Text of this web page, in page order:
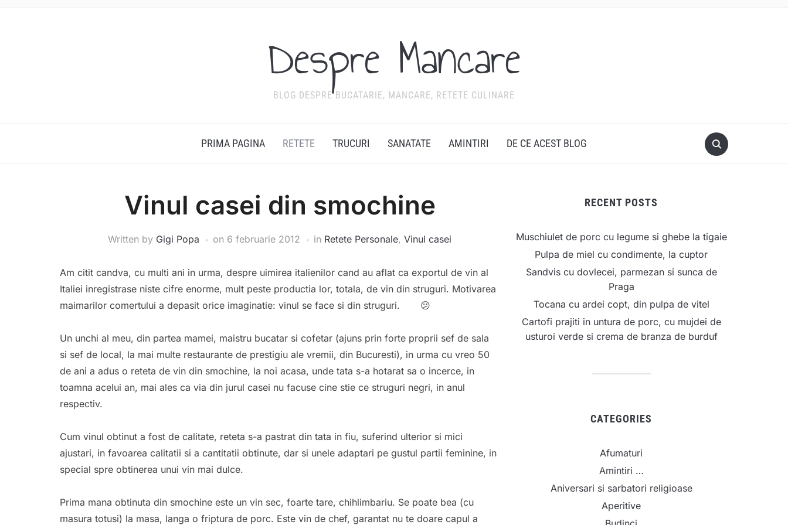
Despre Mancare
BLOG DESPRE BUCATARIE, MANCARE, RETETE CULINARE
PRIMA PAGINA RETETE TRUCURI SANATATE AMINTIRI DE CE ACEST BLOG
Vinul casei din smochine
Written by Gigi Popa on 6 februarie 2012 in Retete Personale, Vinul casei
Am citit candva, cu multi ani in urma, despre uimirea italienilor cand au aflat ca exportul de vin al
Italiei inregistrase niste cifre enorme, mult peste productia lor, totala, de vin din struguri. Motivarea
maimarilor comertului a depasit orice imaginatie: vinul se face si din struguri. 😕
Un unchi al meu, din partea mamei, maistru bucatar si cofetar (ajuns prin forte proprii sef de sala
si sef de local, la mai multe restaurante de prestigiu ale vremii, din Bucuresti), in urma cu vreo 50
de ani a adus o reteta de vin din smochine, la noi acasa, unde tata s-a hotarat sa o incerce, in
toamna acelui an, mai ales ca via din jurul casei nu facuse cine stie ce struguri negri, in anul
respectiv.
Cum vinul obtinut a fost de calitate, reteta s-a pastrat din tata in fiu, suferind ulterior si mici
ajustari, in favoarea calitatii si a cantitatii obtinute, dar si unele adaptari pe gustul partii feminine, in
special spre obtinerea unui vin mai dulce.
Prima mana obtinuta din smochine este un vin sec, foarte tare, chihlimbariu. Se poate bea (cu
masura totusi) la masa, langa o friptura de porc. Este vin de chef, garantat nu te doare capul a
RECENT POSTS
Muschiulet de porc cu legume si ghebe la tigaie
Pulpa de miel cu condimente, la cuptor
Sandvis cu dovlecei, parmezan si sunca de
Praga
Tocana cu ardei copt, din pulpa de vitel
Cartofi prajiti in untura de porc, cu mujdei de
usturoi verde si crema de branza de burduf
CATEGORIES
Afumaturi
Amintiri …
Aniversari si sarbatori religioase
Aperitive